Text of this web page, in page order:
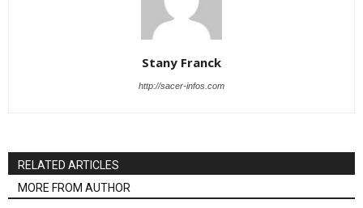
Stany Franck
http://sacer-infos.com
RELATED ARTICLES
MORE FROM AUTHOR